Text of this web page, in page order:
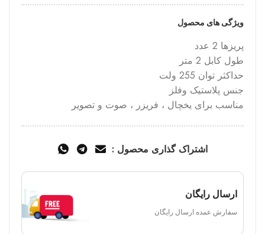
ویژگی های محصول
پریزها 2 عدد
طول کابل 2 متر
حداکثر توان 255 ولت
جنس پلاستیک وفلز
مناسب برای یخچال ، فریزر ، صوت و تصویر
اشتراک گذاری محصول :
ارسال رایگان
سفارش عمده ارسال رایگان